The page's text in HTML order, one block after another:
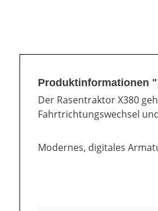
Produktinformationen
Der Rasentraktor X380
Fahrtrichtungswechsel
Modernes, digitales